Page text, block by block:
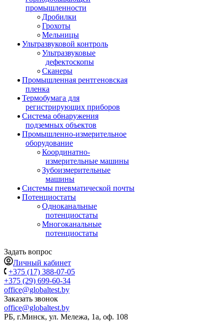
промышленности
Дробилки
Грохоты
Мельницы
Ультразвуковой контроль
Ультразвуковые
дефектоскопы
Сканеры
Промышленная рентгеновская
пленка
Термобумага для
регистрирующих приборов
Система обнаружения
подземных объектов
Промышленно-измерительное
оборудование
Координатно-
измерительные машины
Зубоизмерительные
машины
Системы пневматической почты
Потенциостаты
Одноканальные
потенциостаты
Многоканальные
потенциостаты
Задать вопрос
Личный кабинет
+375 (17) 388-07-05
+375 (29) 699-60-34
office@globaltest.by
Заказать звонок
office@globaltest.by
РБ, г.Минск, ул. Мележа, 1а, оф. 108